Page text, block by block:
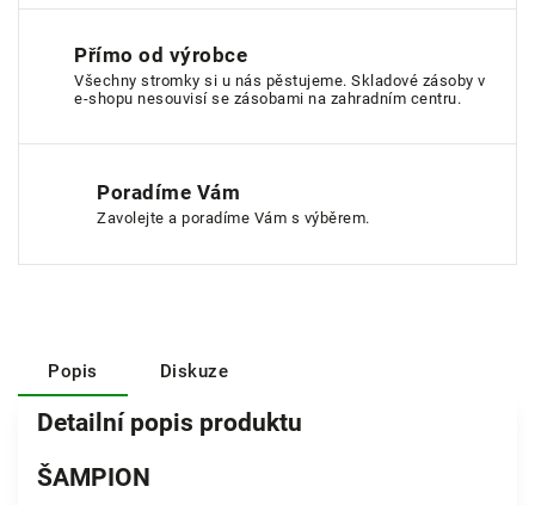
Přímo od výrobce
Všechny stromky si u nás pěstujeme. Skladové zásoby v
e-shopu nesouvisí se zásobami na zahradním centru.
Poradíme Vám
Zavolejte a poradíme Vám s výběrem.
Popis Diskuze
Detailní popis produktu
ŠAMPION